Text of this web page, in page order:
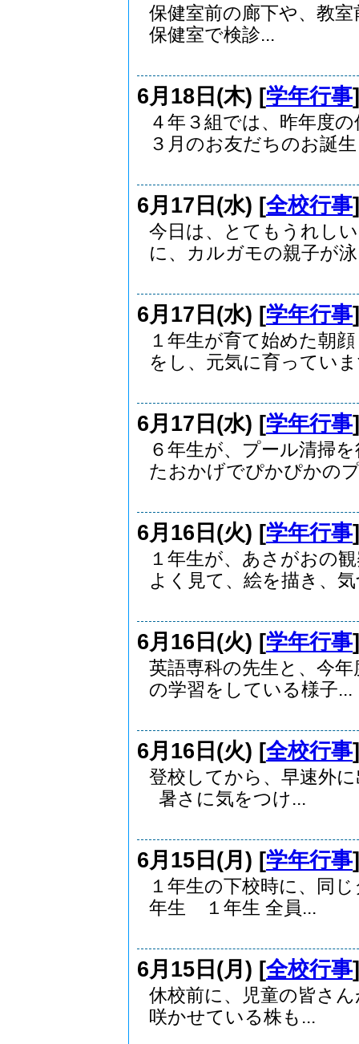
保健室前の廊下や、教
保健室で検診...
6月18日(木) [学年行事
４年３組では、昨年度
３月のお友だちのお誕
6月17日(水) [全校行事
今日は、とてもうれし
に、カルガモの親子が
6月17日(水) [学年行事
１年生が育て始めた朝
をし、元気に育ってい
6月17日(水) [学年行事
６年生が、プール清掃
たおかげでぴかぴかの
6月16日(火) [学年行事
１年生が、あさがおの
よく見て、絵を描き、
6月16日(火) [学年行事
英語専科の先生と、今
の学習をしている様子...
6月16日(火) [全校行事
登校してから、早速外
暑さに気をつけ...
6月15日(月) [学年行事
１年生の下校時に、同
年生 １年生 全員...
6月15日(月) [全校行事
休校前に、児童の皆さ
咲かせている株も...